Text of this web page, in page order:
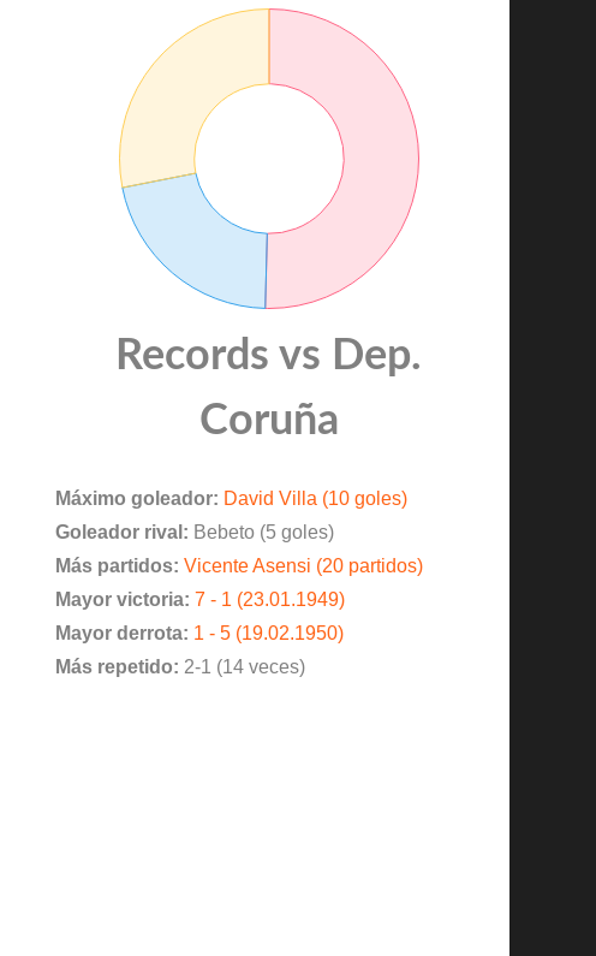
Records vs Dep.
Coruña
Máximo goleador: David Villa (10 goles)
Goleador rival: Bebeto (5 goles)
Más partidos: Vicente Asensi (20 partidos)
Mayor victoria: 7 - 1 (23.01.1949)
Mayor derrota: 1 - 5 (19.02.1950)
Más repetido: 2-1 (14 veces)